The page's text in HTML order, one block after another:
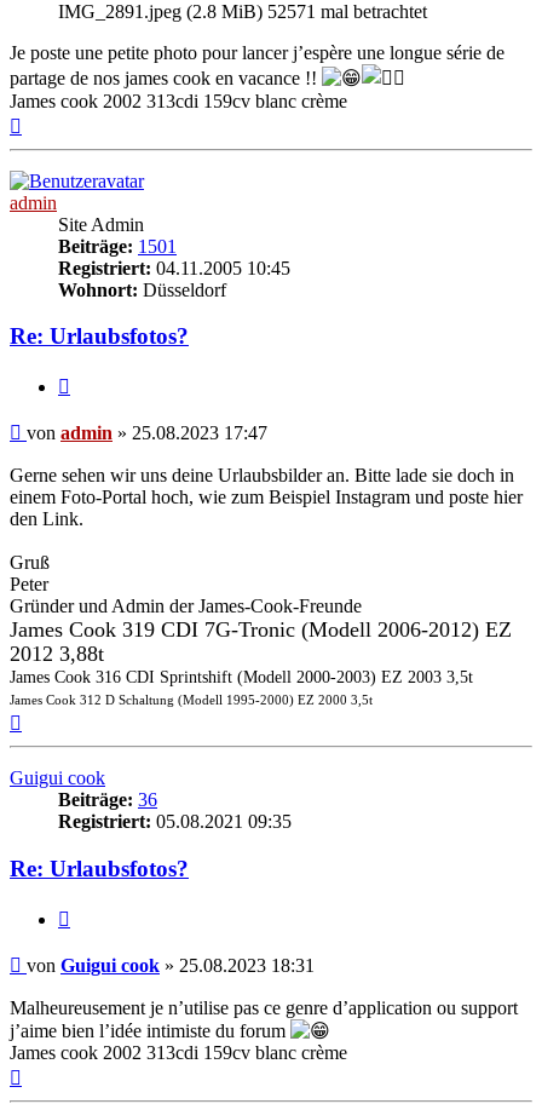
IMG_2891.jpeg (2.8 MiB) 52571 mal betrachtet
Je poste une petite photo pour lancer j’espère une longue série de
partage de nos james cook en vacance !!
James cook 2002 313cdi 159cv blanc crème
admin
Site Admin
Beiträge: 1501
Registriert: 04.11.2005 10:45
Wohnort: Düsseldorf
Re: Urlaubsfotos?
Beitrag
von admin » 25.08.2023 17:47
Gerne sehen wir uns deine Urlaubsbilder an. Bitte lade sie doch in
einem Foto-Portal hoch, wie zum Beispiel Instagram und poste hier
den Link.
Gruß
Peter
Gründer und Admin der James-Cook-Freunde
James Cook 319 CDI 7G-Tronic (Modell 2006-2012) EZ
2012 3,88t
James Cook 316 CDI Sprintshift (Modell 2000-2003) EZ 2003 3,5t
James Cook 312 D Schaltung (Modell 1995-2000) EZ 2000 3,5t
Guigui cook
Beiträge: 36
Registriert: 05.08.2021 09:35
Re: Urlaubsfotos?
Beitrag
von Guigui cook » 25.08.2023 18:31
Malheureusement je n’utilise pas ce genre d’application ou support
j’aime bien l’idée intimiste du forum
James cook 2002 313cdi 159cv blanc crème